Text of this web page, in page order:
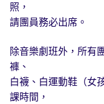
照，
請團員務必出席。
除音樂劇班外，所有
褲、
白襪、白運動鞋（女
課時間，